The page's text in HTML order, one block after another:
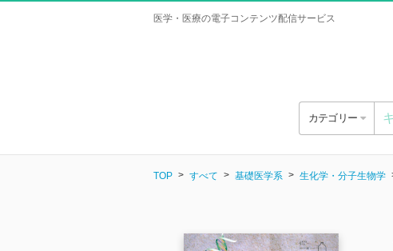
医学・医療の電子コンテンツ配信サービス
カテゴリー
TOP すべて 基礎医学系 生化学・分子生物学